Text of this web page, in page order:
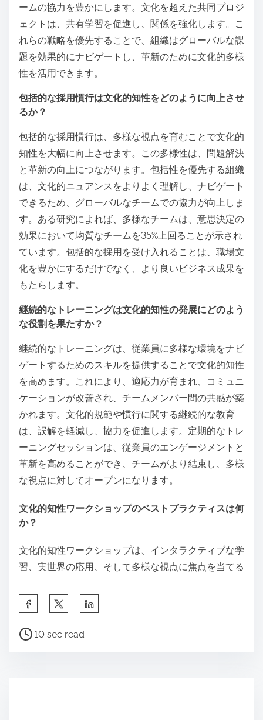
ームの協力を豊かにします。文化を超えた共同プロジ
ェクトは、共有学習を促進し、関係を強化します。こ
れらの戦略を優先することで、組織はグローバルな課
題を効果的にナビゲートし、革新のために文化的多様
性を活用できます。
包括的な採用慣行は文化的知性をどのように向上させ
るか？
包括的な採用慣行は、多様な視点を育むことで文化的
知性を大幅に向上させます。この多様性は、問題解決
と革新の向上につながります。包括性を優先する組織
は、文化的ニュアンスをよりよく理解し、ナビゲート
できるため、グローバルなチームでの協力が向上しま
す。ある研究によれば、多様なチームは、意思決定の
効果において均質なチームを35%上回ることが示され
ています。包括的な採用を受け入れることは、職場文
化を豊かにするだけでなく、より良いビジネス成果を
もたらします。
継続的なトレーニングは文化的知性の発展にどのよう
な役割を果たすか？
継続的なトレーニングは、従業員に多様な環境をナビ
ゲートするためのスキルを提供することで文化的知性
を高めます。これにより、適応力が育まれ、コミュニ
ケーションが改善され、チームメンバー間の共感が築
かれます。文化的規範や慣行に関する継続的な教育
は、誤解を軽減し、協力を促進します。定期的なトレ
ーニングセッションは、従業員のエンゲージメントと
革新を高めることができ、チームがより結束し、多様
な視点に対してオープンになります。
文化的知性ワークショップのベストプラクティスは何
か？
文化的知性ワークショップは、インタラクティブな学
習、実世界の応用、そして多様な視点に焦点を当てる
a
P
10 sec read